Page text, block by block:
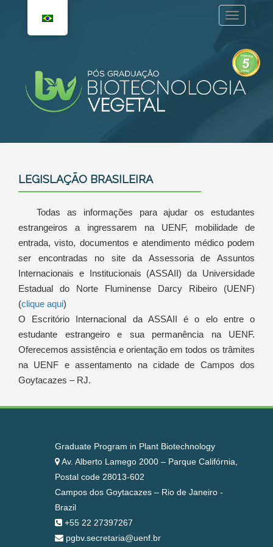
LEGISLAÇÃO BRASILEIRA
Todas as informações para ajudar os estudantes
estrangeiros a ingressarem na UENF, mobilidade de
entrada, visto, documentos e atendimento médico podem
ser encontradas no site da Assessoria de Assuntos
Internacionais e Institucionais (ASSAII) da Universidade
Estadual do Norte Fluminense Darcy Ribeiro (UENF)
(clique aqui)
O Escritório Internacional da ASSAII é o elo entre o
estudante estrangeiro e sua permanência na UENF.
Oferecemos assistência e orientação em todos os trâmites
na UENF e assentamento na cidade de Campos dos
Goytacazes – RJ.
Graduate Program in Plant Biotechnology
Av. Alberto Lamego 2000 – Parque Califórnia,
Postal code 28013-602
Campos dos Goytacazes – Rio de Janeiro -
Brazil
+55 22 27397267
pgbv.secretaria@uenf.br